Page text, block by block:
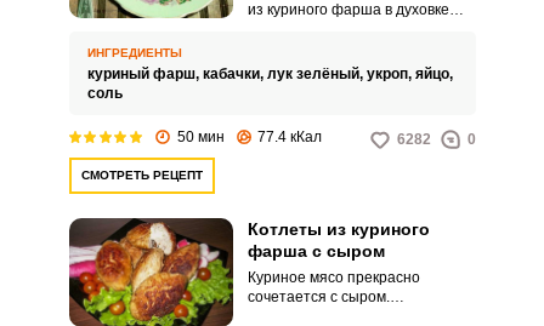
из куриного фарша в духовке
хорошо тем, что оно не требует
ИНГРЕДИЕНТЫ
куриный фарш, кабачки, лук зелёный, укроп, яйцо,
соль
50 мин 77.4 кКал 6282 0
СМОТРЕТЬ РЕЦЕПТ
Котлеты из куриного
фарша с сыром
Куриное мясо прекрасно
сочетается с сыром.